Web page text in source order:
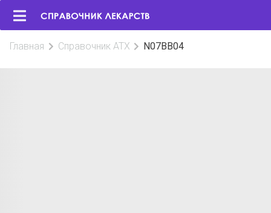
Главная Справочник АТХ N07BB04